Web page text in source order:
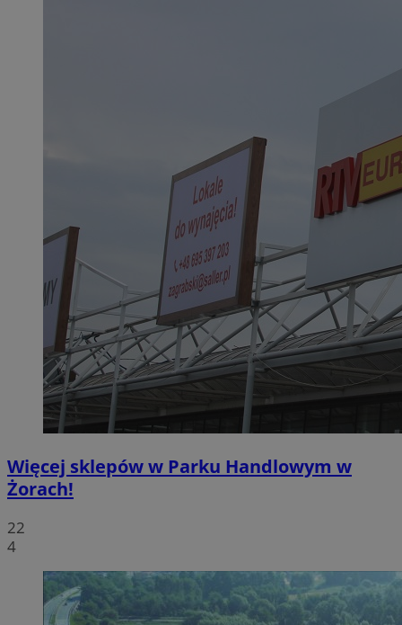
Więcej sklepów w Parku Handlowym w
Żorach!
22
4